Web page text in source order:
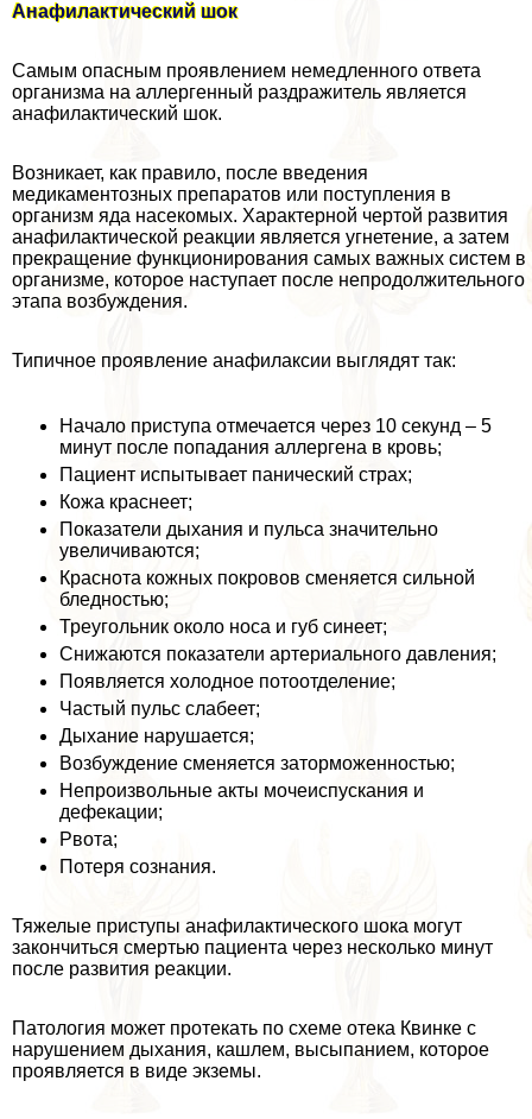
Анафилактический шок
Самым опасным проявлением немедленного ответа
организма на аллергенный раздражитель является
анафилактический шок.
Возникает, как правило, после введения
медикаментозных препаратов или поступления в
организм яда насекомых. Хаpaктерной чертой развития
анафилактической реакции является угнетение, а затем
прекращение функционирования самых важных систем в
организме, которое наступает после непродолжительного
этапа возбуждения.
Типичное проявление анафилаксии выглядят так:
Начало приступа отмечается через 10 секунд – 5
минут после попадания аллергена в кровь;
Пациент испытывает панический страх;
Кожа краснеет;
Показатели дыхания и пульса значительно
увеличиваются;
Краснота кожных покровов сменяется сильной
бледностью;
Треугольник около носа и губ синеет;
Снижаются показатели артериального давления;
Появляется холодное потоотделение;
Частый пульс слабеет;
Дыхание нарушается;
Возбуждение сменяется заторможенностью;
Непроизвольные акты мочеиспускания и
дефекации;
Рвота;
Потеря сознания.
Тяжелые приступы анафилактического шока могут
закончиться cмepтью пациента через несколько минут
после развития реакции.
Патология может протекать по схеме отека Квинке с
нарушением дыхания, кашлем, высыпанием, которое
проявляется в виде экземы.